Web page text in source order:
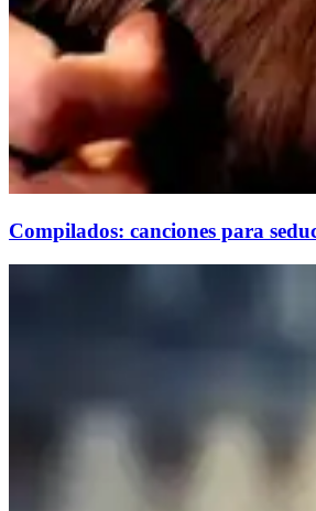
Compilados: canciones para